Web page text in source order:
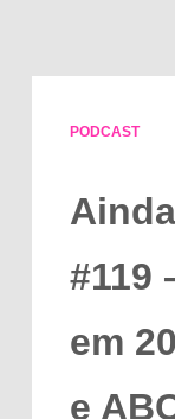
PODCAST
#119
em
e